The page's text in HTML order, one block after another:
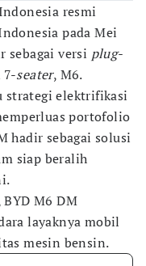
resmi
pada Mei
sebagai versi plug-
seater, M6.
strategi elektrifikasi
portofolio
hadir sebagai solusi
siap beralih
M6 DM
layaknya mobil
mesin bensin.